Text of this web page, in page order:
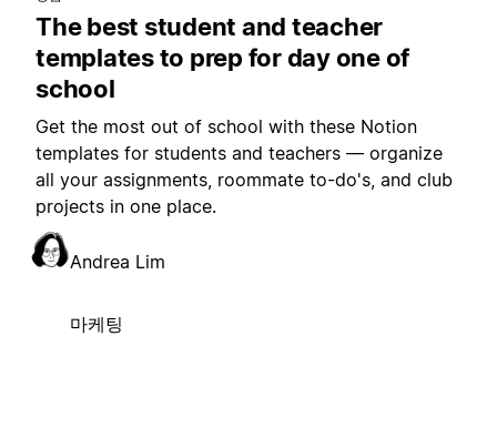
The best student and teacher
templates to prep for day one of
school
Get the most out of school with these Notion
templates for students and teachers — organize
all your assignments, roommate to-do's, and club
projects in one place.
Andrea Lim
마케팅